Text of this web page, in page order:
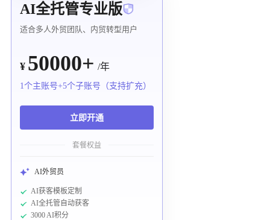
AI全托管专业版
适合多人外贸团队、内贸转型用户
¥ 50000+ /年
1个主账号+5个子账号（支持扩充）
立即开通
套餐权益
AI外贸员
AI获客模板定制
AI全托管自动获客
3000 AI积分